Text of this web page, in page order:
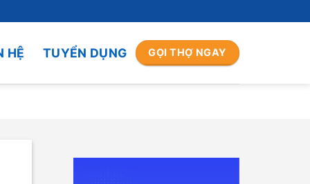
HỆ TUYỂN DỤNG GỌI THỢ NGAY